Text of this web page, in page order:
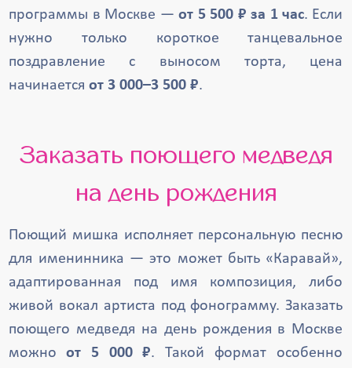
программы в Москве —от 5 500 ₽ за 1 час. Если
нужно только короткое танцевальное
поздравление с выносом торта, цена
начинаетсяот 3 000–3 500 ₽.
Заказать поющего медведя
на день рождения
Поющий мишка исполняет персональную песню
для именинника — это может быть «Каравай»,
адаптированная под имя композиция, либо
живой вокал артиста под фонограмму. Заказать
поющего медведя на день рождения в Москве
можноот 5 000 ₽. Такой формат особенно